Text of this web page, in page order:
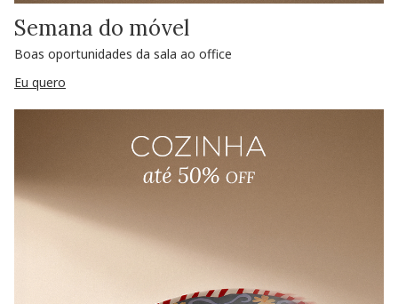
Semana do móvel
Boas oportunidades da sala ao office
Eu quero